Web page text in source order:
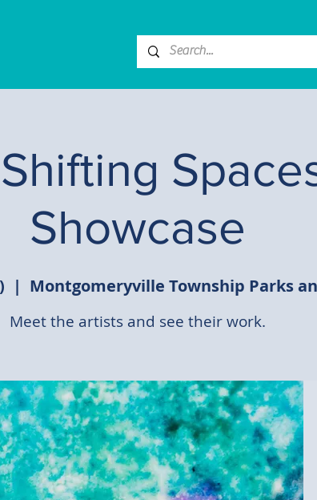
Showcase
  |
Montgomeryville Township Parks
Meet the artists and see their work.